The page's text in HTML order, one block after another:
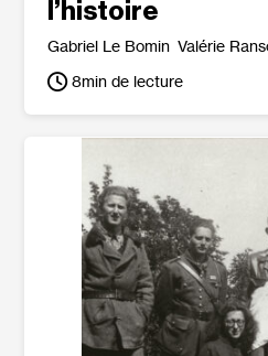
l’histoire
Gabriel Le Bomin Valérie
8min de lecture